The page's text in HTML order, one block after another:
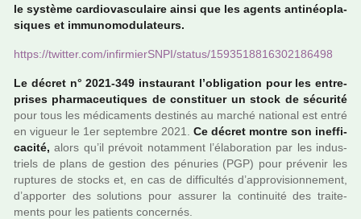
le sys­tème car­dio­vas­cu­laire ainsi que les agents anti­néo­pla­
si­ques et immu­no­mo­du­la­teurs.
https://twit­ter.com/infir­mierSNPI/status/1593518816302186498
Le décret n° 2021-349 ins­tau­rant l’obli­ga­tion pour les entre­
pri­ses phar­ma­ceu­ti­ques de cons­ti­tuer un stock de sécu­rité
pour tous les médi­ca­ments des­ti­nés au marché natio­nal est entré
en vigueur le 1er sep­tem­bre 2021. Ce décret montre son inef­fi­
ca­cité, alors qu’il pré­voit notam­ment l’élaboration par les indus­
triels de plans de ges­tion des pénu­ries (PGP) pour pré­ve­nir les
rup­tu­res de stocks et, en cas de dif­fi­cultés d’appro­vi­sion­ne­ment,
d’appor­ter des solu­tions pour assu­rer la conti­nuité des trai­te­
ments pour les patients concer­nés.